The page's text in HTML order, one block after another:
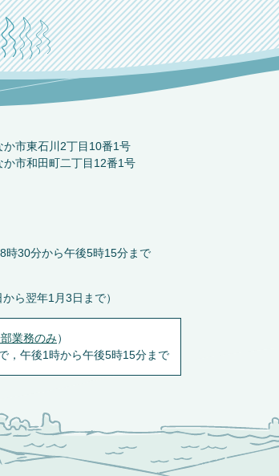
市東石川2丁目10番1号
市和田町二丁目12番1号
時30分から午後5時15分まで
ら翌年1月3日まで）
業務のみ）
午後1時から午後5時15分まで